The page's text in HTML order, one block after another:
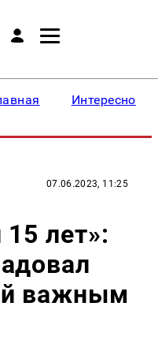
Интересное
07.06.2023, 11:25
лет»:
важным